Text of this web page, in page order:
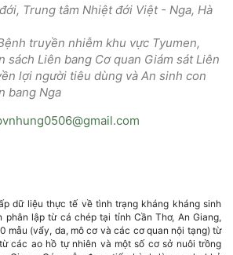
Trung tâm Nhiệt đới Việt - Nga, Hà
truyền nhiễm khu vực Tyumen,
sách Liên bang Cơ quan Giám sát Liên
lợi người tiêu dùng và An sinh con
bang Nga
dữ liệu thực tế về tình trạng kháng kháng sinh
lập từ cá chép tại tỉnh Cần Thơ, An Giang,
mẫu (vẩy, da, mô cơ và các cơ quan nội tạng) từ
các ao hồ tự nhiên và một số cơ sở nuôi trồng